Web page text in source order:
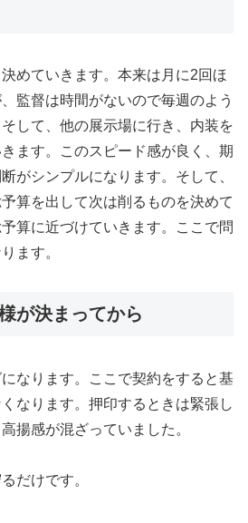
めていきます。本来は月に2回ほ
監督は時間がないので毎週のよう
して、他の展示場に行き、内装を
ます。このスピード感が良く、期
がシンプルになります。そして、
算を出して次は削るものを決めて
算に近づけていきます。ここで問
ます。
が決まってから
なります。ここで契約をすると基
なります。押印するときは緊張し
揚感が混ざっていました。
だけです。